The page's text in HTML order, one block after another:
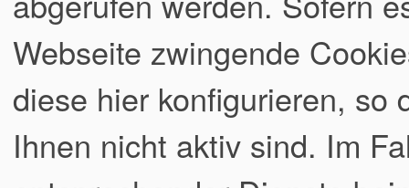
Webseite zwingende
diese hier konfigurieren, so
Ihnen nicht aktiv sind. Im